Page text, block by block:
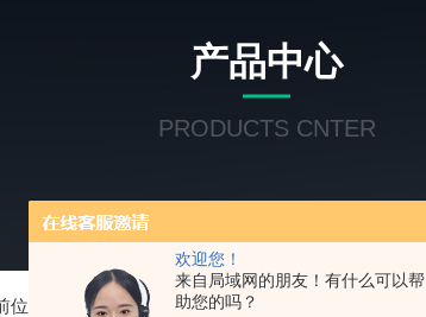
欢迎您！
来自局域网的朋友！有什么可以帮
助您的吗？
产品中心
PRODUCTS CNTER
位置： 首页 产品中心 Elisa试剂盒